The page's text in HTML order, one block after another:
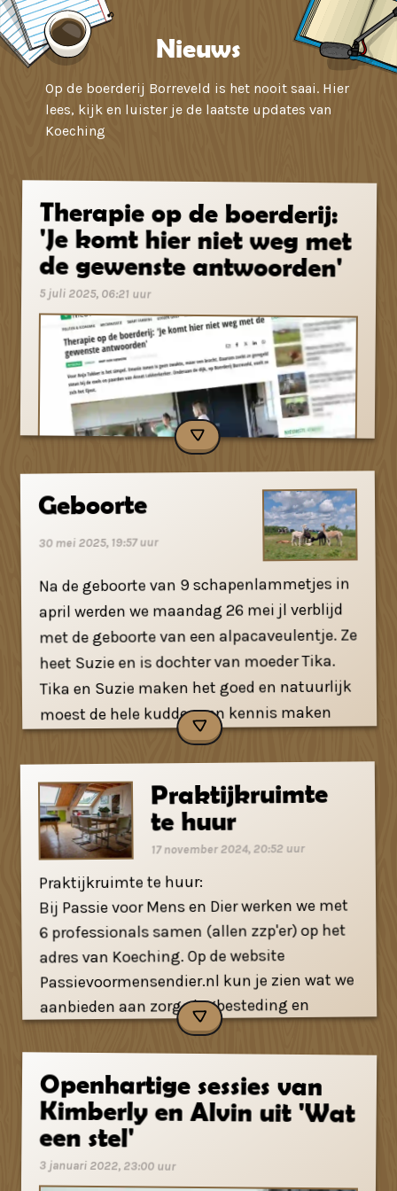
Nieuws
Op de boerderij Borreveld is het nooit saai. Hier
lees, kijk en luister je de laatste updates van
Koeching
Therapie op de boerderij:
'Je komt hier niet weg met
de gewenste antwoorden'
5 juli 2025, 06:21 uur
Bij Koeching, de praktijk van Annet
Lekkerkerker op Boerderij Borreveld in
Amerongen, werken paarden, ezels, alpaca’s
en schapen niet als getrainde
therapeutische hulp, maar als
onverbloemde spiegels van je emoties.
Cliënten zoals Anja Tukker vinden er—na een
turbulente periode met paniekaanvallen,
verlies en conflicten—een veilige plek waar
ze zich echt gehoord voelen. Maar wat
Lees het hele artikel
Geboorte
30 mei 2025, 19:57 uur
Na de geboorte van 9 schapenlammetjes in
april werden we maandag 26 mei jl verblijd
met de geboorte van een alpacaveulentje. Ze
heet Suzie en is dochter van moeder Tika.
Tika en Suzie maken het goed en natuurlijk
moest de hele kudde even kennis maken
Praktijkruimte
te huur
17 november 2024, 20:52 uur
Praktijkruimte te huur:
Bij Passie voor Mens en Dier werken we met
6 professionals samen (allen zzp'er) op het
adres van Koeching. Op de website
Passievoormensendier.nl kun je zien wat we
aanbieden aan zorg, dagbesteding en
training. Binnen onze samenwerking
hebben we nog een praktijkruimte
beschikbaar op dinsdag, donderdag en
vrijdag (avonden en zaterdag ook mogelijk).
De praktijkruimte is op een boerderij, waarbij
de dieren en natuurlijke omgeving ingezet
kan worden in therapie en coaching etc. We
Openhartige sessies van
Kimberly en Alvin uit 'Wat
een stel'
3 januari 2022, 23:00 uur